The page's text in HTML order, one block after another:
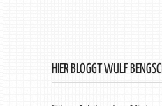
HIER BLOGGT WULF